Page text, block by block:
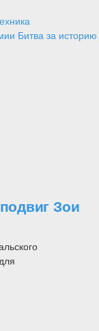
Битва за историю
Зои